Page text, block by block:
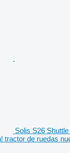
Solis S26
tractor de ruedas